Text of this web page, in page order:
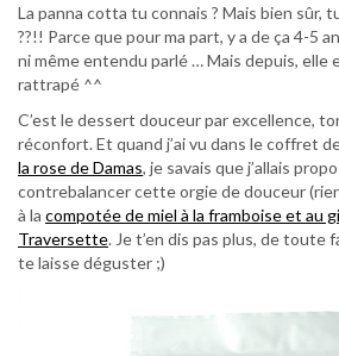
La panna cotta tu connais ? Mais bien sûr,
??!! Parce que pour ma part, y a de ça 4-5
ni même entendu parlé … Mais depuis, elle
rattrapé ^^
C’est le dessert douceur par excellence,
réconfort. Et quand j’ai vu dans le coffret
la rose de Damas, je savais que j’allais
contrebalancer cette orgie de douceur (rien
à la compotée de miel à la framboise et au
Traversette. Je t’en dis pas plus, de toute
te laisse déguster ;)